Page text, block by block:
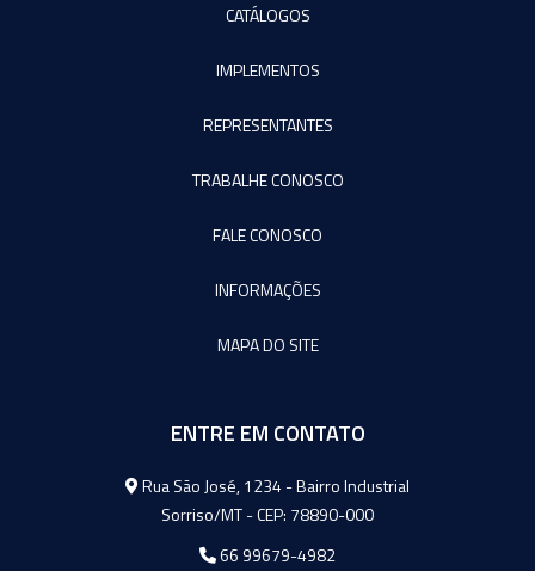
CATÁLOGOS
IMPLEMENTOS
REPRESENTANTES
TRABALHE CONOSCO
FALE CONOSCO
INFORMAÇÕES
MAPA DO SITE
ENTRE EM CONTATO
Agromeq
Rua São José, 1234 - Bairro Industrial
Sorriso/MT - CEP: 78890-000
66 99679-4982